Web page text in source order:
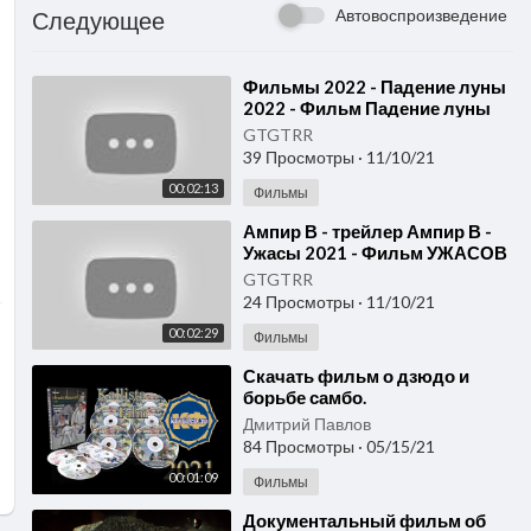
Следующее Автовоспроизведение
00:02:13
⁣Фильмы 2022 - Падение луны
2022 - Фильм Падение луны
2022
GTGTRR
39 Просмотры · 11/10/21
Фильмы
00:02:29
⁣Ампир В - трейлер Ампир В -
Ужасы 2021 - Фильм УЖАСОВ
GTGTRR
24 Просмотры · 11/10/21
Фильмы
00:01:09
⁣Скачать фильм о дзюдо и
борьбе самбо.
Дмитрий Павлов
84 Просмотры · 05/15/21
Фильмы
⁣Документальный фильм об